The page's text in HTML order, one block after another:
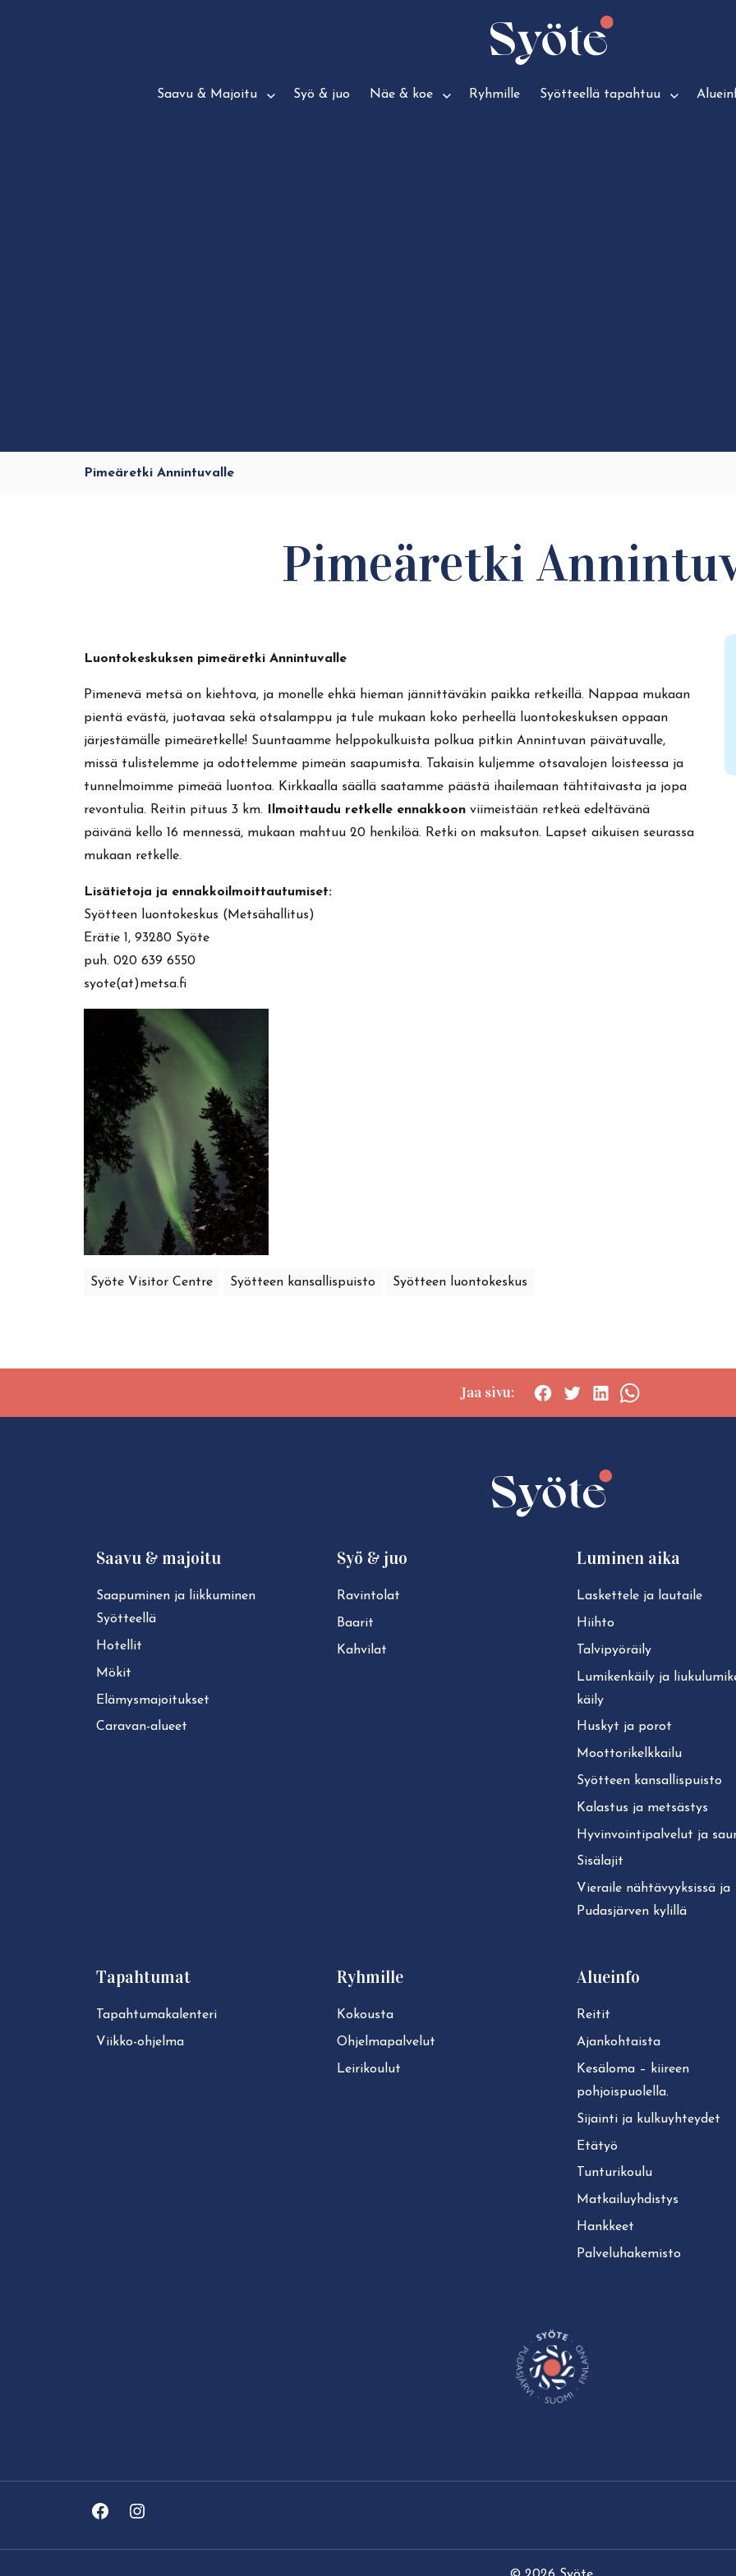
Saavu & Majoitu Syö & juo Näe & koe Ryhmille Syötteellä tapahtuu
Pimeäretki Annintuvalle
Pimeäretki
Luontokeskuksen pimeäretki Annintuvalle
Pimenevä metsä on kiehtova, ja monelle ehkä hieman jännittäväkin paikka retkeillä. Nappaa mukaan
pientä evästä, juotavaa sekä otsalamppu ja tule mukaan koko perheellä luontokeskuksen oppaan
järjestämälle pimeäretkelle! Suuntaamme helppokulkuista polkua pitkin Annintuvan päivätuvalle,
missä tulistelemme ja odottelemme pimeän saapumista. Takaisin kuljemme otsavalojen loisteessa ja
tunnelmoimme pimeää luontoa. Kirkkaalla säällä saatamme päästä ihailemaan tähtitaivasta ja jopa
revontulia. Reitin pituus 3 km.
Ilmoittaudu retkelle ennakkoon viimeistään retkeä edeltävänä
päivänä kello 16 mennessä, mukaan mahtuu 20 henkilöä. Retki on maksuton. Lapset aikuisen seurassa
mukaan retkelle.
Lisätietoja ja ennakkoilmoittautumiset:
Syötteen luontokeskus (Metsähallitus)
Erätie 1, 93280 Syöte
puh. 020 639 6550
syote(at)metsa.fi
Syöte Visitor Centre Syötteen kansallispuisto Syötteen luontokeskus
Jaa sivu:
Saavu & majoitu
Saapuminen ja liikkuminen
Syötteellä
Hotellit
Mökit
Elä­mys­ma­joi­tuk­set
Caravan-alueet
Syö & juo
Ravintolat
Baarit
Kahvilat
Luminen aika
Laskettele ja lautaile
Hiihto
Tal­vi­pyö­räi­ly
Lu­mi­ken­käi­ly ja
käi­ly
Huskyt ja porot
Moot­to­ri­kelk­kai­lu
Syötteen kan­sal­lis­puis­to
Kalastus ja metsästys
Hy­vin­voin­ti­pal­ve­lut ja
Sisälajit
Vieraile näh­tä­vyyk­sis­sä ja
Pudasjärven kylillä
Tapahtumat
Ta­pah­tu­ma­ka­len­te­ri
Viikko-ohjelma
Ryhmille
Kokousta
Ohjelmapalvelut
Leirikoulut
Alueinfo
Reitit
Ajan­koh­tais­ta
Kesäloma – kiireen
pohjoispuolella.
Sijainti ja kul­ku­yh­tey­det
Etätyö
Tun­tu­ri­kou­lu
Mat­kai­lu­yh­dis­tys
Hankkeet
Pal­ve­lu­ha­ke­mis­to